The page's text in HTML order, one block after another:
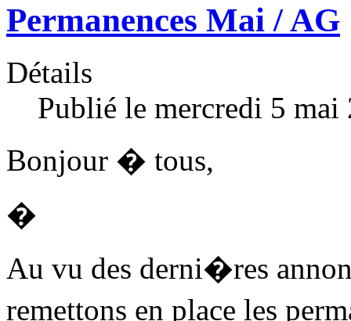
Permanences Mai / AG
Détails
Publié le mercredi 5 mai
Bonjour � tous,
�
Au vu des derni�res
remettons en place les